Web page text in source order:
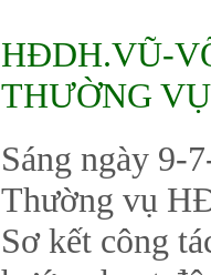
HĐDH.VŨ-
THƯỜNG
Sáng ngày 9-
Thường vụ
Sơ kết công